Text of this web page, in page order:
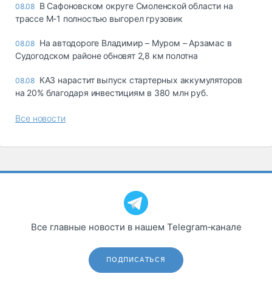
08.08 В Сафоновском округе Смоленской области на
трассе М-1 полностью выгорел грузовик
08.08 На автодороге Владимир – Муром – Арзамас в
Судогодском районе обновят 2,8 км полотна
08.08 КАЗ нарастит выпуск стартерных аккумуляторов
на 20% благодаря инвестициям в 380 млн руб.
Все новости
Все главные новости в нашем Telegram‑канале
ПОДПИСАТЬСЯ